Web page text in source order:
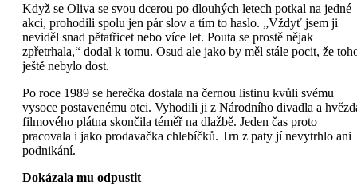
Když se Oliva se svou dcerou po dlouhých letech potkal na jedné
akci, prohodili spolu jen pár slov a tím to haslo. „Vždyť jsem ji
neviděl snad pětatřicet nebo více let. Pouta se prostě nějak
zpřetrhala,“ dodal k tomu. Osud ale jako by měl stále pocit, že
ještě nebylo dost.
Po roce 1989 se herečka dostala na černou listinu kvůli svému
vysoce postavenému otci. Vyhodili ji z Národního divadla a
filmového plátna skončila téměř na dlažbě. Jeden čas proto
pracovala i jako prodavačka chlebíčků. Trn z paty jí nevytrhlo ani
podnikání.
Dokázala mu odpustit